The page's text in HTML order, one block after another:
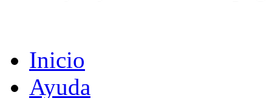
Inicio
Ayuda